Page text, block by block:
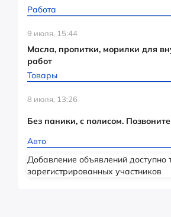
Работа
9 июля, 15:44
Масла, пропитки, морилки для
работ
Товары
8 июля, 13:26
Без паники, с полисом.
Авто
Добавление объявлений доступно
зарегистрированных участников